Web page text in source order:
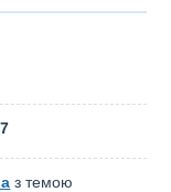
з темою